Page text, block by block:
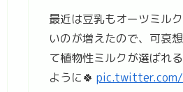
最近は豆乳もオーツミル
いのが増えたので、可哀
て植物性ミルクが選ばれ
ように🍀 pic.twitter.com/